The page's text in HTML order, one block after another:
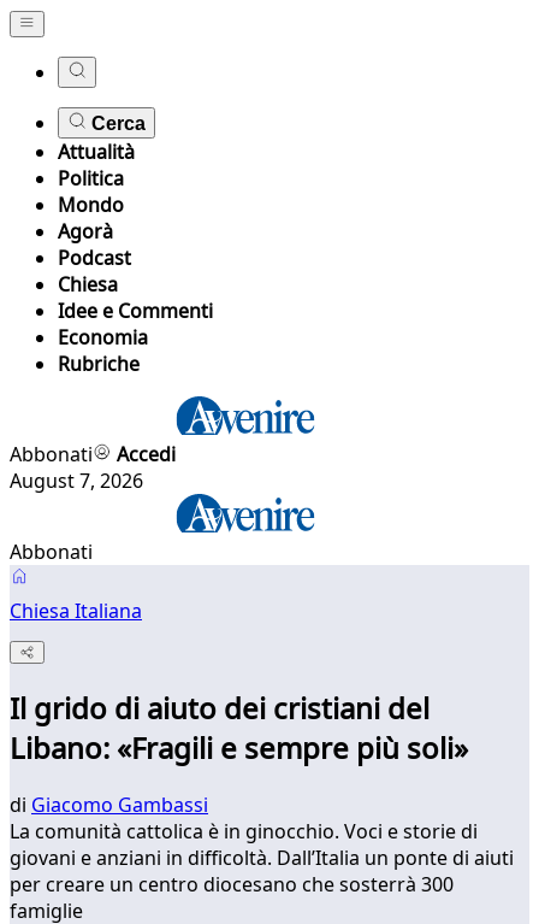
Cerca
Attualità
Politica
Mondo
Agorà
Podcast
Chiesa
Idee e Commenti
Economia
Rubriche
Abbonati
Accedi
August 7, 2026
Abbonati
Chiesa Italiana
Il grido di aiuto dei cristiani del
Libano: «Fragili e sempre più soli»
di Giacomo Gambassi
La comunità cattolica è in ginocchio. Voci e storie di
giovani e anziani in difficoltà. Dall’Italia un ponte di aiuti
per creare un centro diocesano che sosterrà 300
famiglie